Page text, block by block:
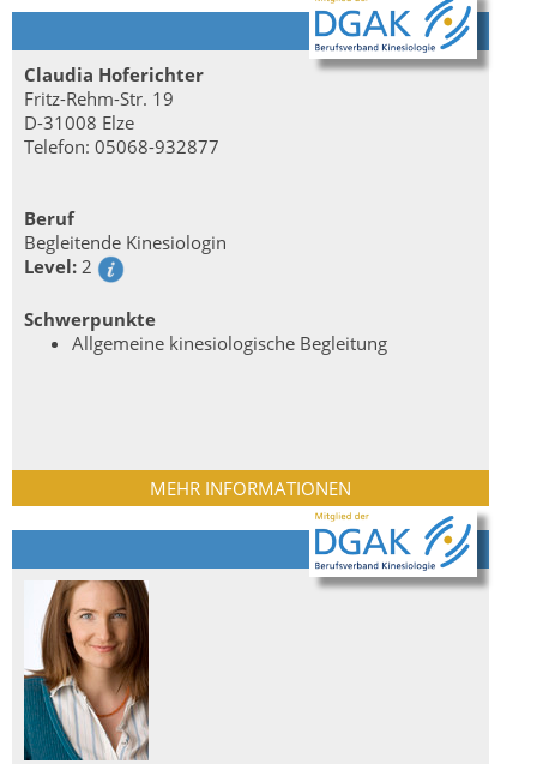
Claudia Hoferichter
Fritz-Rehm-Str. 19
D-31008 Elze
Telefon: 05068-932877
Beruf
Begleitende Kinesiologin
Level: 2
Schwerpunkte
Allgemeine kinesiologische Begleitung
MEHR INFORMATIONEN